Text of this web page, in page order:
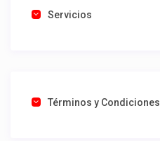
Servicios
Términos y Condiciones